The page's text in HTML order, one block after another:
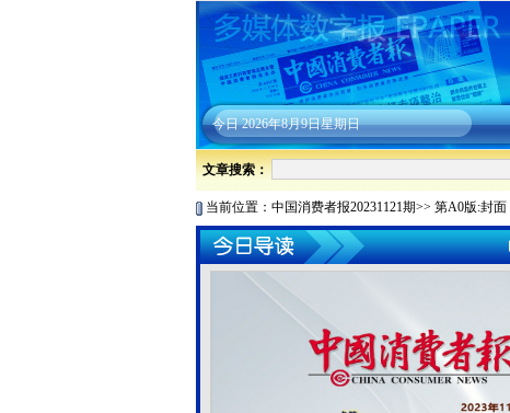
今日2026年8月9日星期日
文章搜索：
当前位置： 中国消费者报20231121期>> 第A0版:封面